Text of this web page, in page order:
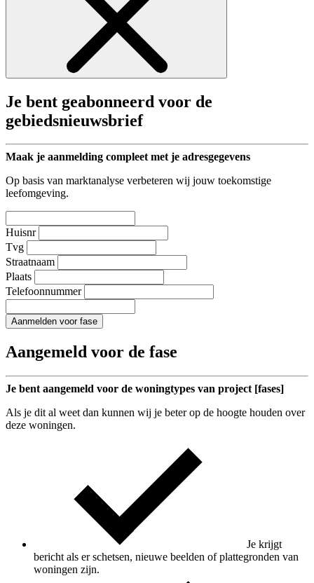
Je bent geabonneerd voor de
gebiedsnieuwsbrief
Maak je aanmelding compleet met je adresgegevens
Op basis van marktanalyse verbeteren wij jouw toekomstige
leefomgeving.
Huisnr
Tvg
Straatnaam
Plaats
Telefoonnummer
Aanmelden voor fase
Aangemeld voor de fase
Je bent aangemeld voor de woningtypes van project [fases]
Als je dit al weet dan kunnen wij je beter op de hoogte houden over
deze woningen.
Je krijgt
bericht als er schetsen, nieuwe beelden of plattegronden van
woningen zijn.